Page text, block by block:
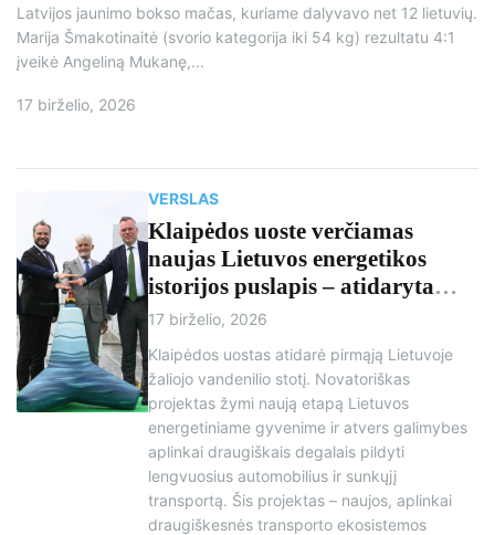
Latvijos jaunimo bokso mačas, kuriame dalyvavo net 12 lietuvių.
Marija Šmakotinaitė (svorio kategorija iki 54 kg) rezultatu 4:1
įveikė Angeliną Mukanę,...
17 birželio, 2026
VERSLAS
Klaipėdos uoste verčiamas
naujas Lietuvos energetikos
istorijos puslapis – atidaryta
pirmoji žaliojo vandenilio bazė
17 birželio, 2026
Klaipėdos uostas atidarė pirmąją Lietuvoje
žaliojo vandenilio stotį. Novatoriškas
projektas žymi naują etapą Lietuvos
energetiniame gyvenime ir atvers galimybes
aplinkai draugiškais degalais pildyti
lengvuosius automobilius ir sunkųjį
transportą. Šis projektas – naujos, aplinkai
draugiškesnės transporto ekosistemos